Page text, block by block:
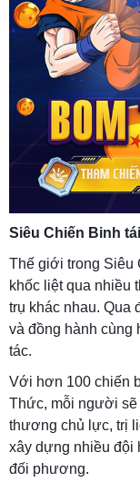
Siêu Chiến Binh
Thế giới trong Siêu
khốc liệt qua nhiều
trụ khác nhau.
và đồng hành cùng
tác.
Với hơn 100 chiến
Thức, mỗi người sẽ
thương chủ lực, trị
xây dựng nhiều đội
đối phương.